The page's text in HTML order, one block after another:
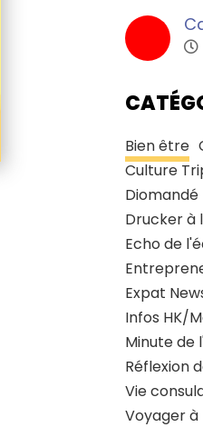
Bien être
Culture
Drucker à
Echo de
Expat
Infos HK/
Minute de
Réflexion
Vie
Voyager à